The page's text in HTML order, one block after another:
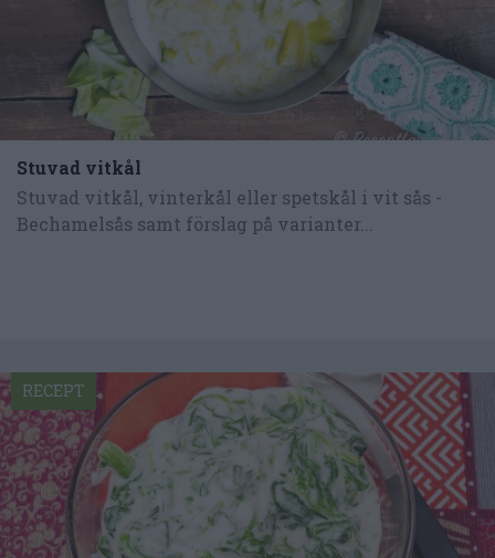
Stuvad vitkål
Stuvad vitkål, vinterkål eller spetskål i vit sås -
Bechamelsås samt förslag på varianter...
RECEPT